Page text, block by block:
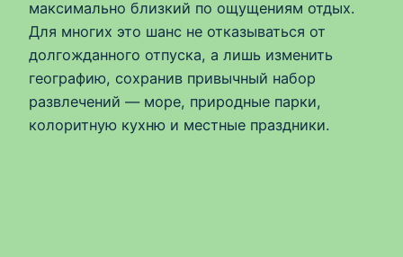
максимально близкий по ощущениям отдых.
Для многих это шанс не отказываться от
долгожданного отпуска, а лишь изменить
географию, сохранив привычный набор
развлечений — море, природные парки,
колоритную кухню и местные праздники.